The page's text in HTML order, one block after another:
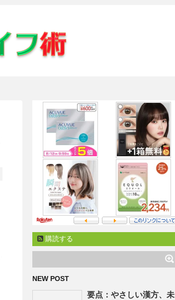
購読する
NEW POST
要点：やさしい漢方、未